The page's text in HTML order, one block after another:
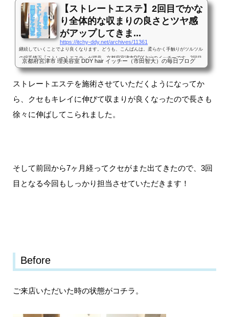
【ストレートエステ】2回目でかな
り全体的な収まりの良さとツヤ感
がアップしてきま...
https://itchy-ddy.net/archives/11361
継続していくことでより良くなります。どうも、こんばんは。柔らかく手触りがツルツル
の縮毛矯正『ストレートエステ』が得意、京都府宮津市DDY hairのイッチーです。2回目
ニューストレートエステを昨年11月に初めて施術させていただき、今回で2回目となりま
す。Before今回ご来店いただいた時の状態がコチラ↓前回のストレートエステも効いてま
ねりがでてますね。め...
京都府宮津市 理美容室 DDY hair イッチー（市田智大）の毎日ブログ
ストレートエステを施術させていただくようになってか
ら、クセもキレイに伸びて収まりが良くなったので長さも
徐々に伸ばしてこられました。
そして前回から7ヶ月経ってクセがまた出てきたので、3回
目となる今回もしっかり担当させていただきます！
Before
ご来店いただいた時の状態がコチラ。